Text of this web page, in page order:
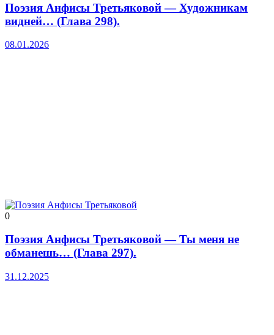
Поэзия Анфисы Третьяковой — Художникам
видней… (Глава 298).
08.01.2026
0
Поэзия Анфисы Третьяковой — Ты меня не
обманешь… (Глава 297).
31.12.2025